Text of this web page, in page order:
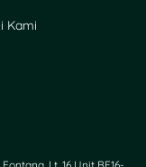
Kami